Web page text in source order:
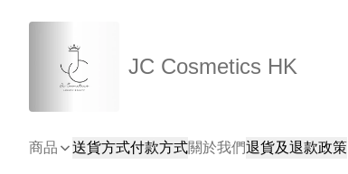
JC Cosmetics HK
商品 送貨方式付款方式關於我們退貨及退款政策